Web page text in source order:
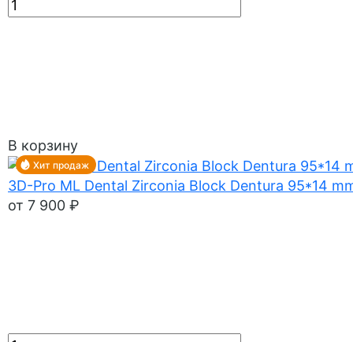
В корзину
Хит продаж
3D-Pro ML Dental Zirconia Block Dentura 95*14
от 7 900 ₽